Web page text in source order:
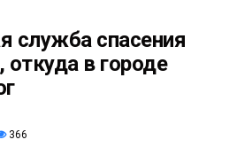
служба спасения
откуда в городе
366